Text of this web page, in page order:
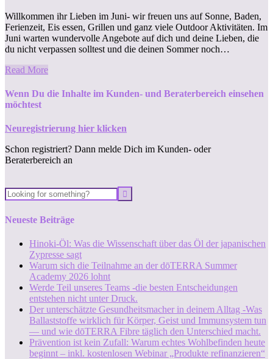
Willkommen ihr Lieben im Juni- wir freuen uns auf Sonne, Baden,
Ferienzeit, Eis essen, Grillen und ganz viele Outdoor Aktivitäten. Im
Juni warten wundervolle Angebote auf dich und deine Lieben, die
du nicht verpassen solltest und die deinen Sommer noch…
Read More
Wenn Du die Inhalte im Kunden- und Beraterbereich einsehen
möchtest
Neuregistrierung hier klicken
Schon registriert? Dann melde Dich im Kunden- oder
Beraterbereich an
Neueste Beiträge
Hinoki-Öl: Was die Wissenschaft über das Öl der japanischen
Zypresse sagt
Warum sich die Teilnahme an der dōTERRA Summer
Academy 2026 lohnt
Werde Teil unseres Teams -die besten Entscheidungen
entstehen nicht unter Druck.
Der unterschätzte Gesundheitsmacher in deinem Alltag -Was
Ballaststoffe wirklich für Körper, Geist und Immunsystem tun
— und wie dōTERRA Fibre täglich den Unterschied macht.
Prävention ist kein Zufall: Warum echtes Wohlbefinden heute
beginnt – inkl. kostenlosen Webinar „Produkte refinanzieren“